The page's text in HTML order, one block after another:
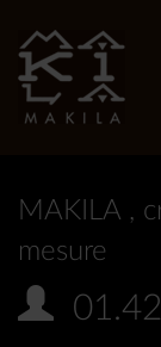
MAKILA ,
mesure